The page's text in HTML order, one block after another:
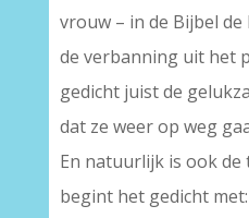
vrouw – in de Bijbel
de verbanning uit het
gedicht juist de
dat ze weer op weg
En natuurlijk is ook
begint het gedicht met: